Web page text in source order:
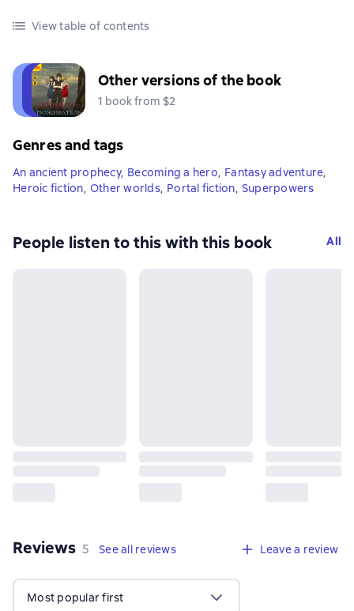
View table of contents
Other versions of the book
1 book from $2
Genres and tags
An ancient prophecy, Becoming a hero, Fantasy adventure,
Heroic fiction, Other worlds, Portal fiction, Superpowers
People listen to this with this book All
Reviews 5 reviews
5 See all reviews Leave a review
Most popular first